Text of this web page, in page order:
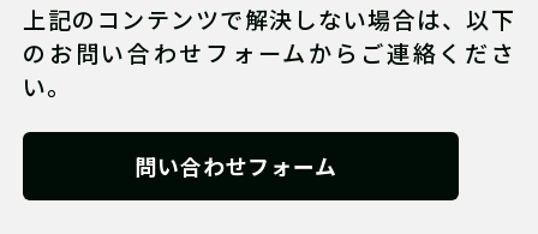
上記のコンテンツで解決しない場合は、以下
のお問い合わせフォームからご連絡くださ
い。
問い合わせフォーム